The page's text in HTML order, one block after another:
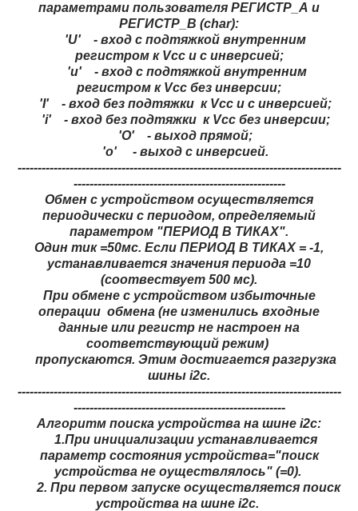
параметрами пользователя РЕГИСТР_А и
РЕГИСТР_B (char):
'U' - вход с подтяжкой внутренним
регистром к Vcc и с инверсией;
'u' - вход с подтяжкой внутренним
регистром к Vcc без инверсии;
'I' - вход без подтяжки к Vcc и с инверсией;
'i' - вход без подтяжки к Vcc без инверсии;
'O' - выход прямой;
'o' - выход с инверсией.
---------------------------------------------------------------------------------
-----------------------------------------------------
Обмен с устройством осуществляется
периодически с периодом, определяемый
параметром "ПЕРИОД В ТИКАХ".
Один тик =50мс. Если ПЕРИОД В ТИКАХ = -1,
устанавливается значения периода =10
(соотвествует 500 мс).
При обмене с устройством избыточные
операции обмена (не изменились входные
данные или регистр не настроен на
соответствующий режим)
пропускаются. Этим достигается разгрузка
шины i2c.
---------------------------------------------------------------------------------
-----------------------------------------------------
Алгоритм поиска устройства на шине i2c:
1.При инициализации устанавливается
параметр состояния устройства="поиск
устройства не оуществлялось" (=0).
2. При первом запуске осуществляется поиск
устройства на шине i2c.